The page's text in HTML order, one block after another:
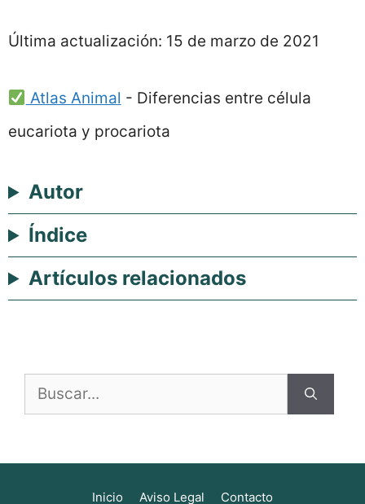
Última actualización: 15 de marzo de 2021
Atlas Animal - Diferencias entre célula
eucariota y procariota
Autor
Índice
Artículos relacionados
Buscar:
Inicio Aviso Legal Contacto